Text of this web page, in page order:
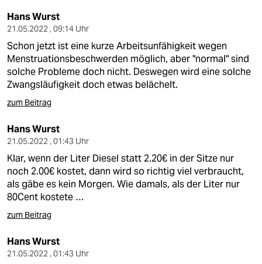
verlag
verlag
veranstaltungen
shop
fragen & hilfe
unterstützen
abo
genossenschaft
epaper login
Hans Wurst
21.05.2022 , 09:14 Uhr
Schon jetzt ist eine kurze Arbeitsunfähigkeit wegen
Menstruationsbeschwerden möglich, aber "normal" sind
solche Probleme doch nicht. Deswegen wird eine solche
Zwangsläufigkeit doch etwas belächelt.
zum Beitrag
Hans Wurst
21.05.2022 , 01:43 Uhr
Klar, wenn der Liter Diesel statt 2.20€ in der Sitze nur
noch 2.00€ kostet, dann wird so richtig viel verbraucht,
als gäbe es kein Morgen. Wie damals, als der Liter nur
80Cent kostete …
zum Beitrag
Hans Wurst
21.05.2022 , 01:43 Uhr